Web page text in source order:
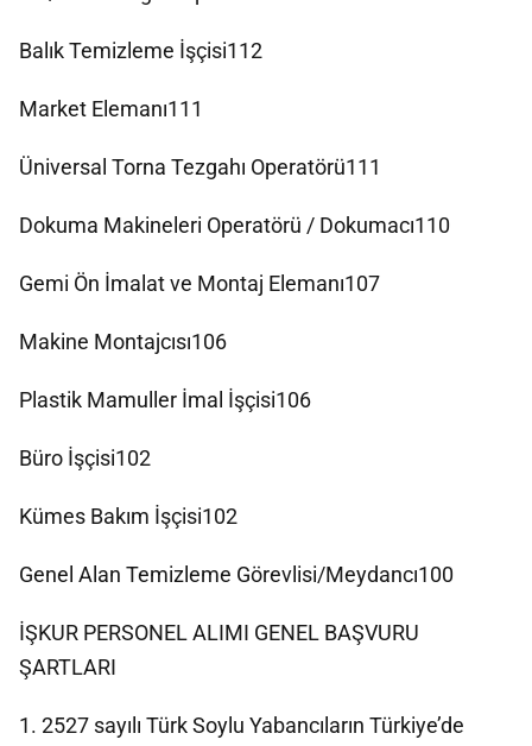
Balık Temizleme İşçisi112
Market Elemanı111
Üniversal Torna Tezgahı Operatörü111
Dokuma Makineleri Operatörü / Dokumacı110
Gemi Ön İmalat ve Montaj Elemanı107
Makine Montajcısı106
Plastik Mamuller İmal İşçisi106
Büro İşçisi102
Kümes Bakım İşçisi102
Genel Alan Temizleme Görevlisi/Meydancı100
İŞKUR PERSONEL ALIMI GENEL BAŞVURU
ŞARTLARI
1. 2527 sayılı Türk Soylu Yabancıların Türkiye’de